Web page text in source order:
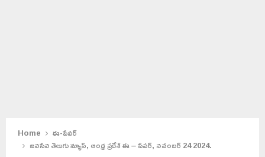
Home
ఈ-పేపర్
జనసేన తెలుగు న్యూస్, ఆంధ్ర ప్రదేశ్ ఈ – పేపర్, నవంబర్ 24 2024.